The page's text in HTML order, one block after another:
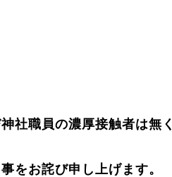
社職員の濃厚接触者は
をお詫び申し上げます。